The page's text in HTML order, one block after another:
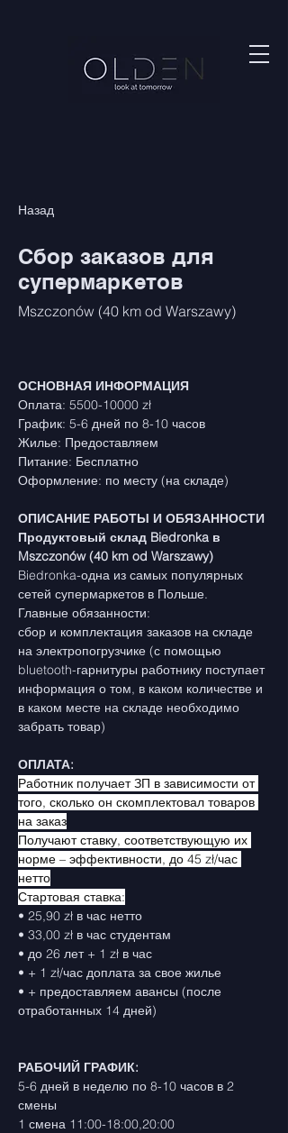
Назад
Сбор заказов для
супермаркетов
Mszczonów (40 km od Warszawy)
ОСНОВНАЯ ИНФОРМАЦИЯ
Оплата: 5500-10000 zł
График: 5-6 дней по 8-10 часов
Жилье: Предоставляем
Питание: Бесплатно
Оформление: по месту (на складе)
ОПИСАНИЕ РАБОТЫ И ОБЯЗАННОСТИ
Продуктовый склад Biedronka в
Mszczonów (40 km od Warszawy)
Biedronka-одна из самых популярных
сетей супермаркетов в Польше.
Главные обязанности:
сбор и комплектация заказов на складе
на электропогрузчике (с помощью
bluetooth-гарнитуры работнику поступает
информация о том, в каком количестве и
в каком месте на складе необходимо
забрать товар)
ОПЛАТА:
Работник получает ЗП в зависимости от
того, сколько он скомплектовал товаров
на заказ
Получают ставку, соответствующую их
норме – эффективности, до 45 zł/час
нетто
Стартовая ставка:
• 25,90 zł в час нетто
• 33,00 zł в час студентам
• до 26 лет + 1 zł в час
• + 1 zł/час доплата за свое жилье
• + предоставляем авансы (после
отработанных 14 дней)
РАБОЧИЙ ГРАФИК:
5-6 дней в неделю по 8-10 часов в 2
смены
1 смена 11:00-18:00,20:00